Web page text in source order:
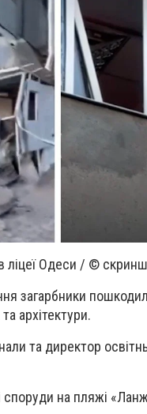
Одеси / ©
загарбники
архітектури.
та директор
на пляжі